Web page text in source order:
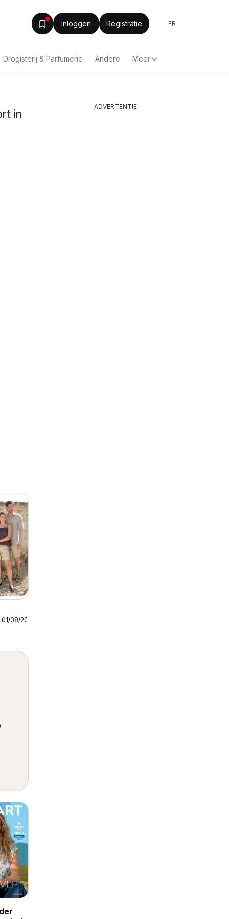
Inloggen Registratie FR
Drogisterij & Parfumerie Andere Meer
in
08/2026
ADVERTENTIE